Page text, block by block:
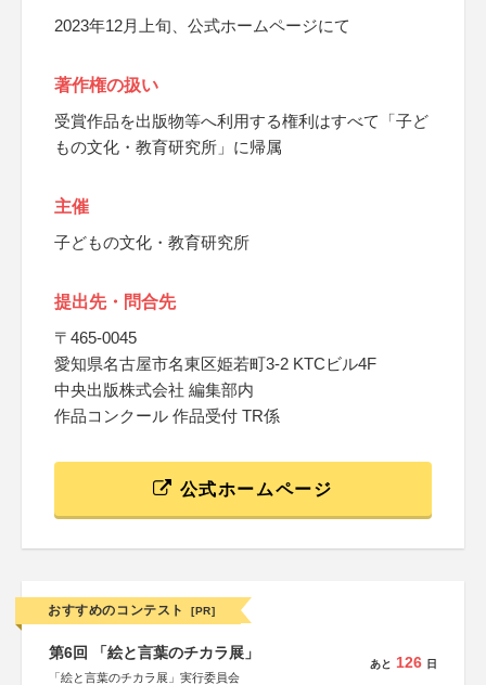
2023年12月上旬、公式ホームページにて
著作権の扱い
受賞作品を出版物等へ利用する権利はすべて「子ど
もの文化・教育研究所」に帰属
主催
子どもの文化・教育研究所
提出先・問合先
〒465-0045
愛知県名古屋市名東区姫若町3-2 KTCビル4F
中央出版株式会社 編集部内
作品コンクール 作品受付 TR係
公式ホームページ
おすすめのコンテスト [PR]
第6回 「絵と言葉のチカラ展」
「絵と言葉のチカラ展」実行委員会
あと 126 日